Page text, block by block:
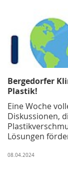
Bergedorfer
Plastik!
Eine Woche
Diskussionen,
Lösungen
08.04.2024